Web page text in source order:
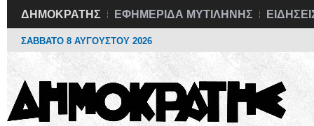
ΔΗΜΟΚΡΑΤΗΣ ΕΦΗΜΕΡΙΔΑ ΜΥΤΙΛΗΝΗΣ
ΣΑΒΒΑΤΟ 8 ΑΥΓΟΥΣΤΟΥ 2026